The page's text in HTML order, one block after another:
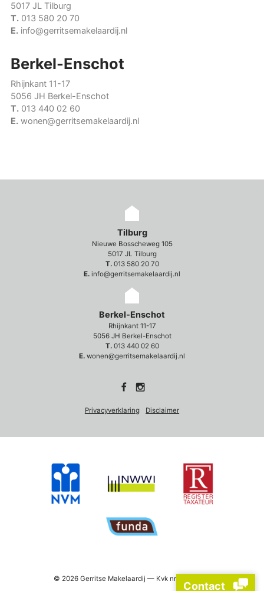
5017 JL Tilburg
T. 013 580 20 70
E. info@gerritsemakelaardij.nl
Berkel-Enschot
Rhijnkant 11-17
5056 JH Berkel-Enschot
T. 013 440 02 60
E. wonen@gerritsemakelaardij.nl
Contact
Tilburg
Nieuwe Bosscheweg 105
5017 JL Tilburg
T. 013 580 20 70
E. info@gerritsemakelaardij.nl
Berkel-Enschot
Rhijnkant 11-17
5056 JH Berkel-Enschot
T. 013 440 02 60
E. wonen@gerritsemakelaardij.nl
Privacyverklaring Disclaimer
© 2026 Gerritse Makelaardij — Kvk nr. 18075758